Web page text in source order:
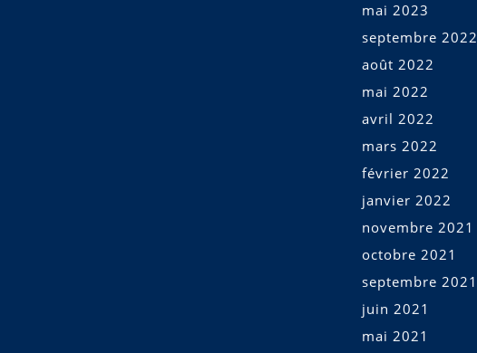
mai 2023
septembre 2022
août 2022
mai 2022
avril 2022
mars 2022
février 2022
janvier 2022
novembre 2021
octobre 2021
septembre 2021
juin 2021
mai 2021